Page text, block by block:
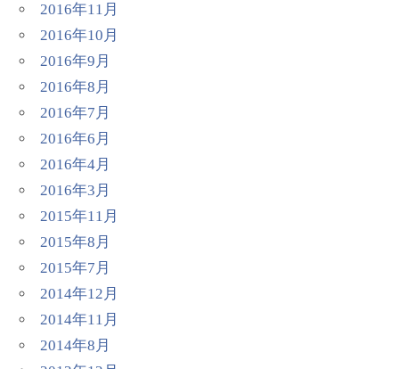
2016年11月
2016年10月
2016年9月
2016年8月
2016年7月
2016年6月
2016年4月
2016年3月
2015年11月
2015年8月
2015年7月
2014年12月
2014年11月
2014年8月